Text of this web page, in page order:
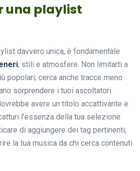
una playlist
davvero unica, è fondamentale
, stili e atmosfere. Non limitarti a
popolari; cerca anche tracce meno
sorprendere i tuoi ascoltatori.
avere un titolo accattivante e
l’essenza della tua selezione
di aggiungere dei tag pertinenti;
la tua musica da chi cerca contenuti